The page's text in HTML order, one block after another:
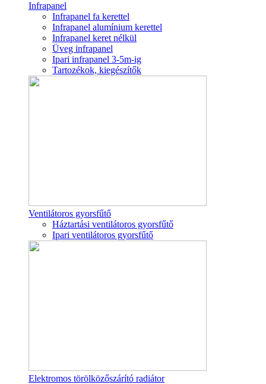
Infrapanel
Infrapanel fa kerettel
Infrapanel alumínium kerettel
Infrapanel keret nélkül
Üveg infrapanel
Ipari infrapanel 3-5m-ig
Tartozékok, kiegészítők
Ventilátoros gyorsfűtő
Háztartási ventilátoros gyorsfűtő
Ipari ventilátoros gyorsfűtő
Elektromos törölközőszárító radiátor